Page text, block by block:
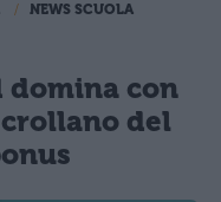
NEWS SCUOLA
domina con
del